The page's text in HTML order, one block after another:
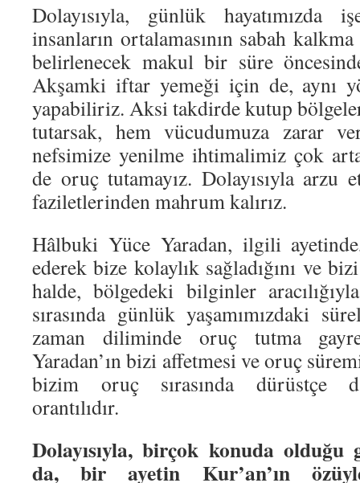
Dolayısıyla, günlük hayatımızda
insanların ortalamasının sabah
belirlenecek makul bir süre
Akşamki iftar yemeği için de, aynı
yapabiliriz. Aksi takdirde kutup
tutarsak, hem vücudumuza zarar
nefsimize yenilme ihtimalimiz çok
de oruç tutamayız. Dolayısıyla arzu
faziletlerinden mahrum kalırız.
Hâlbuki Yüce Yaradan, ilgili
ederek bize kolaylık sağladığını ve
halde, bölgedeki bilginler
sırasında günlük yaşamımızdaki
zaman diliminde oruç tutma
Yaradan’ın bizi affetmesi ve oruç
bizim oruç sırasında dürüstçe
orantılıdır.
Dolayısıyla, birçok konuda
da, bir ayetin Kur’an’ın